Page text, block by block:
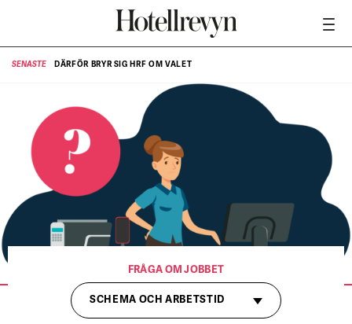
SENASTE DÄRFÖR BRYR SIG HRF OM VALET
FRÅGA OM JOBBET
SCHEMA OCH ARBETSTID